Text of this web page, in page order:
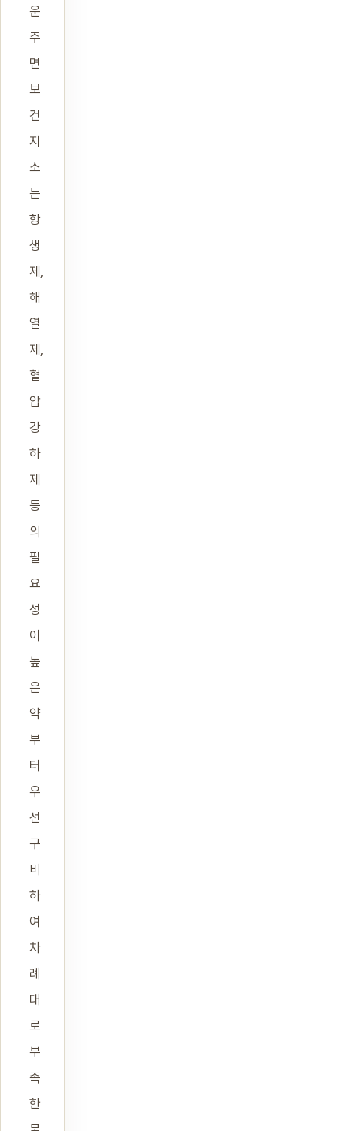
운
주
면
보
건
지
소
는
항
생
제,
해
열
제,
혈
압
강
하
제
등
의
필
요
성
이
높
은
약
부
터
우
선
구
비
하
여
차
례
대
로
부
족
한